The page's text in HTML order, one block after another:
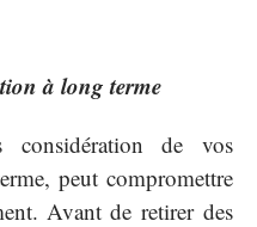
à long terme
considération de vos
peut compromettre
Avant de retirer des